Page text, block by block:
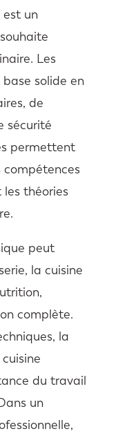
est un
Les
solide en
de
sécurité
permettent
compétences
théories
peut
la cuisine
complète.
la
du travail
un